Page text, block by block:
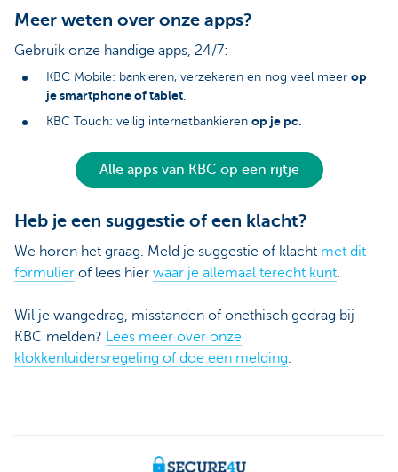
Meer weten over onze apps?
Gebruik onze handige apps, 24/7:
KBC Mobile: bankieren, verzekeren en nog veel meer op
je smartphone of tablet
KBC Touch: veilig internetbankieren op je pc.
Alle apps van KBC op een rijtje
Heb je een suggestie of een klacht?
We horen het graag. Meld je suggestie of klacht met dit
formulier of lees hier waar je allemaal terecht kunt.
Wil je wangedrag, misstanden of onethisch gedrag bij
KBC melden? Lees meer over onze
klokkenluidersregeling of doe een melding.